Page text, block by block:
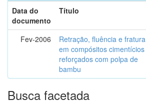
Data do
documento
Título
Fev-2006
Retração, fluência e fratura
em compósitos cimentícios
reforçados com polpa de
bambu
Busca facetada